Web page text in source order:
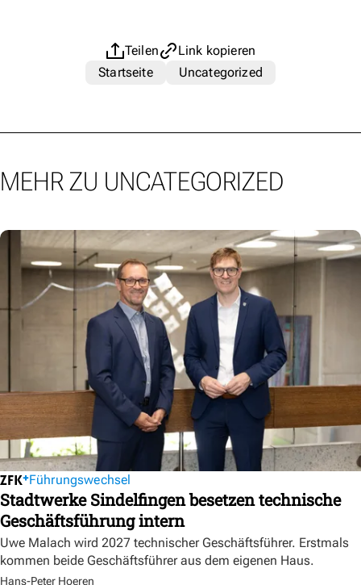
Teilen
Link kopieren
Startseite
Uncategorized
MEHR ZU UNCATEGORIZED
Führungswechsel
Stadtwerke Sindelfingen besetzen technische
Geschäftsführung intern
Uwe Malach wird 2027 technischer Geschäftsführer. Erstmals
kommen beide Geschäftsführer aus dem eigenen Haus.
Hans-Peter Hoeren